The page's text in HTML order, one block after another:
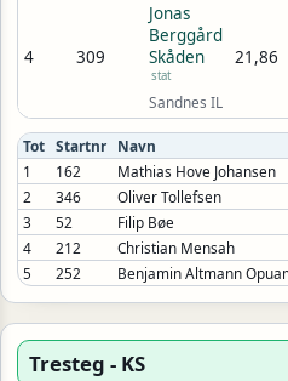
4 309
Jonas
Berggård
Skåden
stat
Sandnes IL
21,86
Tot Startnr Navn
1
162 Mathias Hove Johansen
2
346 Oliver Tollefsen
3
52 Filip Bøe
4
212 Christian Mensah
5
252 Benjamin Altmann
Tresteg - KS